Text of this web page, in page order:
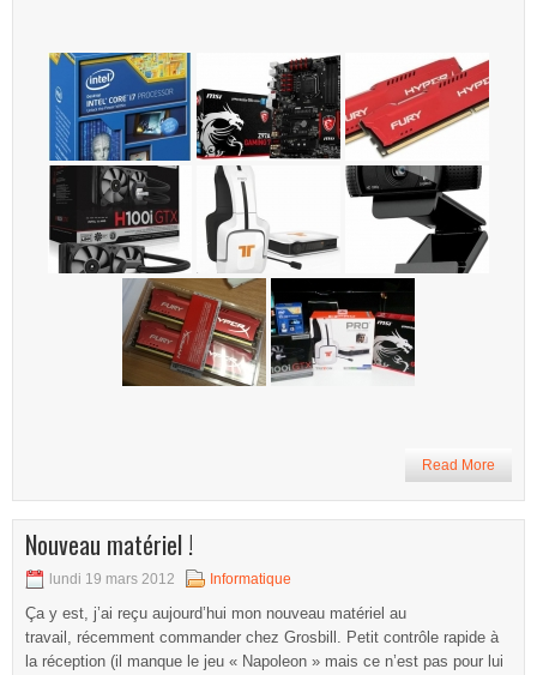
Read More
Nouveau matériel !
lundi 19 mars 2012 Informatique
Ça y est, j’ai reçu aujourd’hui mon nouveau matériel au
travail, récemment commander chez Grosbill. Petit contrôle rapide à
la réception (il manque le jeu « Napoleon » mais ce n’est pas pour lui